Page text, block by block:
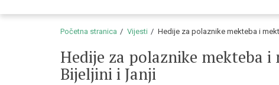
Početna stranica Vijesti Hedije za polaznike mekteba i
Hedije za polaznike mekteba
Bijeljini i Janji